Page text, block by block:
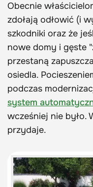
Obecnie
zdołają odłowić (i
szkodniki oraz że
nowe domy i gęste
przestaną
osiedla.
podczas
system
wcześniej nie było.
przydaje.